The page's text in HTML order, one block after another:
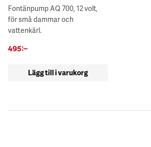
Fontänpump AQ 700, 12 volt,
för små dammar och
vattenkärl.
495:–
Lägg till i varukorg